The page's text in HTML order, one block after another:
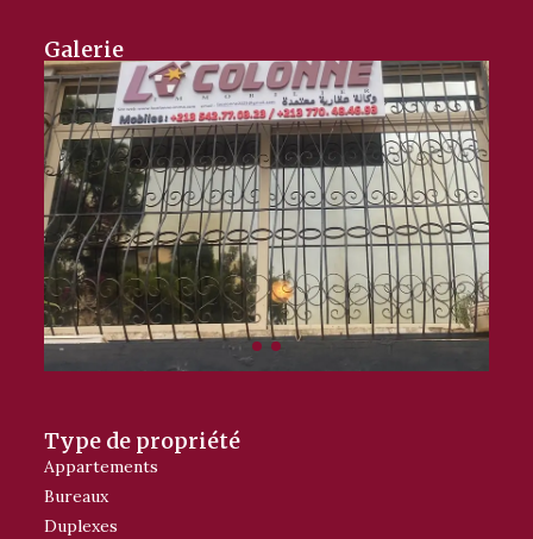
Galerie
Type de propriété
Appartements
Bureaux
Duplexes